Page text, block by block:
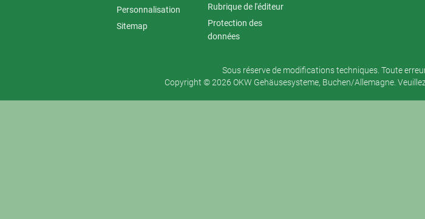
Personnalisation
Sitemap
Rubrique de l'éditeur
Protection des
données
Sous réserve de modifications techniques. Toute
Copyright © 2026 OKW Gehäusesysteme, Buchen/Allemagne.